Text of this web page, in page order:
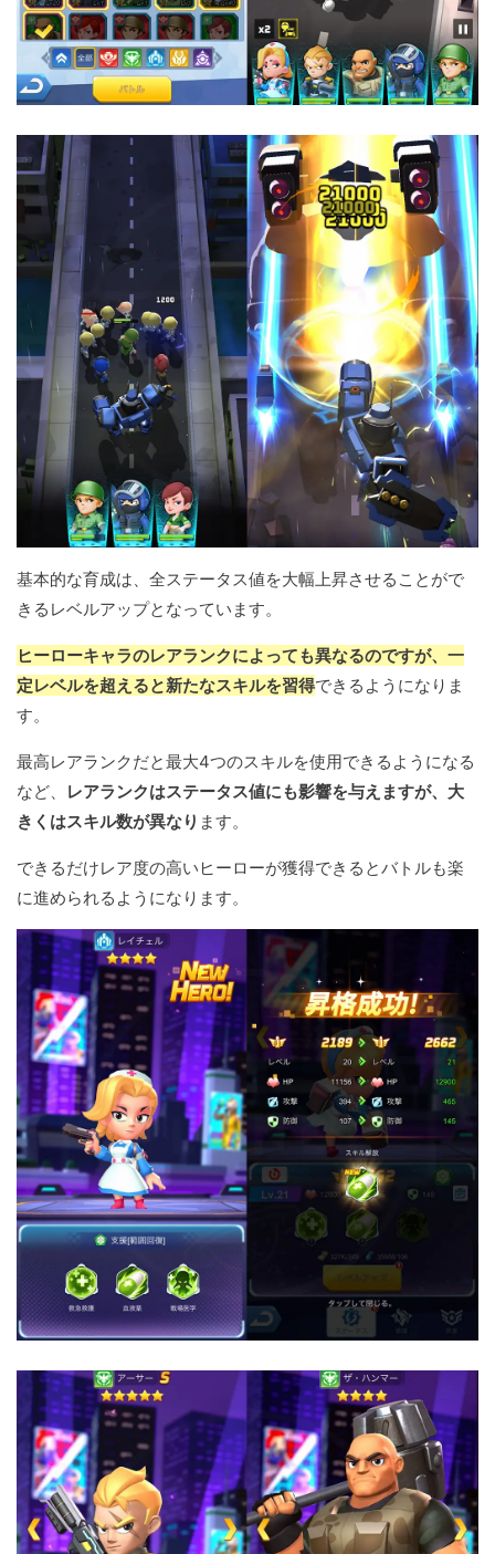
基本的な育成は、全ステータス値を大幅上昇させることがで
きるレベルアップとなっています。
ヒーローキャラのレアランクによっても異なるのですが、一
定レベルを超えると新たなスキルを習得できるようになりま
す。
最高レアランクだと最大4つのスキルを使用できるようになる
など、
レアランクはステータス値にも影響を与えますが、大
きくはスキル数が異なり ます。
できるだけレア度の高いヒーローが獲得できるとバトルも楽
に進められるようになります。